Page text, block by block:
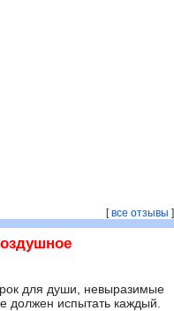
[все отзывы ]
для души, невыразимые
должен испытать каждый.